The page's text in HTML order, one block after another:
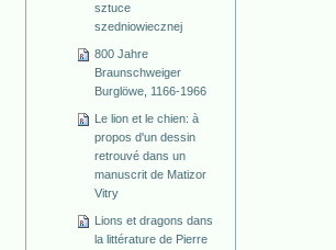
sztuce
szedniowiecznej
800 Jahre
Braunschweiger
Burglöwe, 1166-1966
Le lion et le chien: à
propos d'un dessin
retrouvé dans un
manuscrit de Matizor
Vitry
Lions et dragons dans
la littérature de Pierre